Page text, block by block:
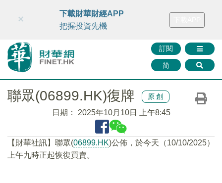
財華智庫網 FINTV FINMETA 財華證券 媒體矩陣
訂閱
简
×
下載財華財經APP
把握投資先機
聯眾(06899.HK)復牌 原創
日期： 2025年10月10日 上午8:45
【財華社訊】聯眾(06899.HK)公佈，於今天（10/10/2025）
上午九時正起恢復買賣。